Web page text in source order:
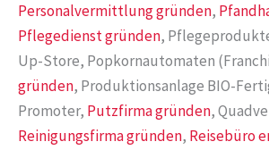
Personalvermittlung gründen,
Pflegedienst gründen,
Up-Store, Popkornautomaten
gründen, Produktionsanlage BIO-
Promoter, Putzfirma gründen,
Reinigungsfirma gründen, Reisebüro